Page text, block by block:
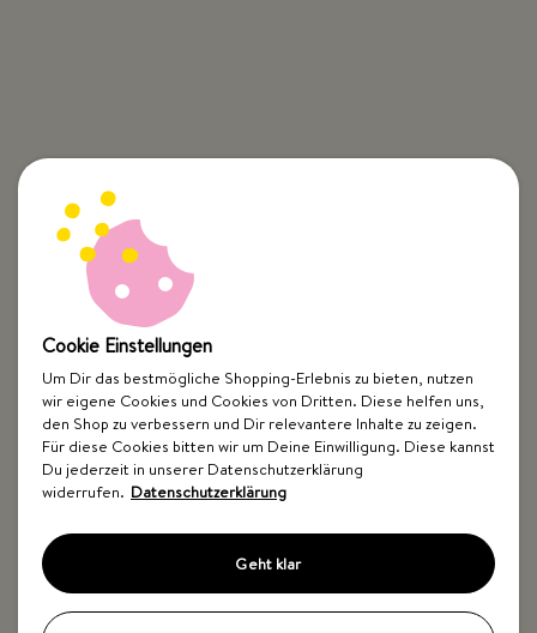
Cookie Einstellungen
Um Dir das bestmögliche Shopping-Erlebnis zu bieten, nutzen
wir eigene Cookies und Cookies von Dritten. Diese helfen uns,
den Shop zu verbessern und Dir relevantere Inhalte zu zeigen.
Für diese Cookies bitten wir um Deine Einwilligung. Diese kannst
Du jederzeit in unserer Datenschutzerklärung
widerrufen. Datenschutzerklärung
Geht klar